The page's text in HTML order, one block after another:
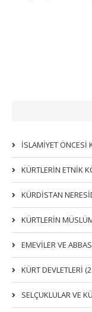
İSLAMİYET ÖNCESİ
KÜRTLERIN ETNIK
KÜRDİSTAN
KÜRTLERİN
EMEVİLER VE
KÜRT DEVLETLERİ
SELÇUKLULAR VE